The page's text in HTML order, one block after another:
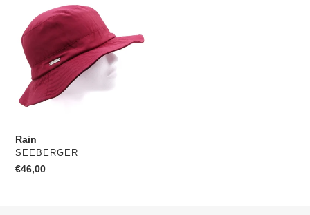
Rain
VERKOPER
SEEBERGER
Normale
€46,00